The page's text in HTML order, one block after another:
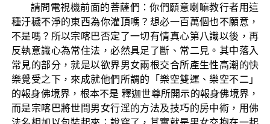
請問電視機前面的菩薩們：你們願意喇嘛教行者用這
種汙穢不淨的東西為你灌頂嗎？想必一百萬個也不願意，
不是嗎？所以宗喀巴否定了一切有情真心第八識以後，再
反執意識心為常住法，必然具足了斷、常二見。其中落入
常見的部分，就是以欲界男女兩根交合所產生性高潮的快
樂覺受之下，來成就他們所謂的「樂空雙運、樂空不二」
的報身佛境界，根本不是 釋迦世尊所開示的報身佛境界，
而是宗喀巴將世間男女行淫的方法及技巧的房中術，用佛